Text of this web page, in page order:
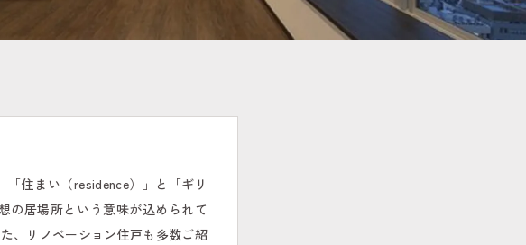
住まい（residence）」と「ギリ
の居場所という意味が込められて
、リノベーション住戸も多数ご紹